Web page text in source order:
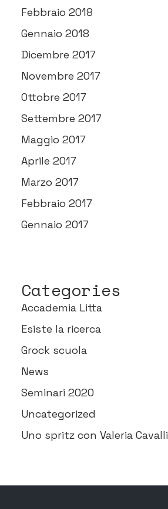
Febbraio 2018
Gennaio 2018
Dicembre 2017
Novembre 2017
Ottobre 2017
Settembre 2017
Maggio 2017
Aprile 2017
Marzo 2017
Febbraio 2017
Gennaio 2017
Categories
Accademia Litta
Esiste la ricerca
Grock scuola
News
Seminari 2020
Uncategorized
Uno spritz con Valeria Cavalli